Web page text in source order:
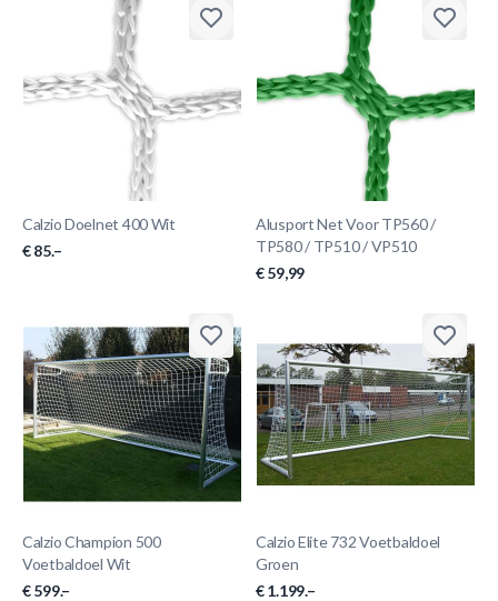
Calzio Doelnet 400 Wit
€ 85.–
Alusport Net Voor TP560 /
TP580 / TP510 / VP510
€ 59,99
Calzio Champion 500
Voetbaldoel Wit
€ 599.–
Calzio Elite 732 Voetbaldoel
Groen
€ 1.199.–